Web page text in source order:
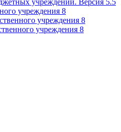
учреждения 8
учреждения 8
учреждения 8